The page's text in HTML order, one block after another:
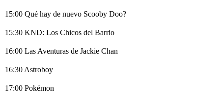
15:00 Qué hay de nuevo Scooby Doo?
15:30 KND: Los Chicos del Barrio
16:00 Las Aventuras de Jackie Chan
16:30 Astroboy
17:00 Pokémon